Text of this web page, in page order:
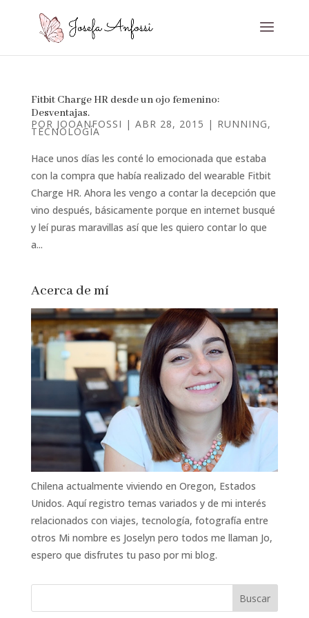
Fitbit Charge HR desde un ojo femenino:
Desventajas.
POR JOOANFOSSI | ABR 28, 2015 | RUNNING,
TECNOLOGÍA
Hace unos días les conté lo emocionada que estaba
con la compra que había realizado del wearable Fitbit
Charge HR. Ahora les vengo a contar la decepción que
vino después, básicamente porque en internet busqué
y leí puras maravillas así que les quiero contar lo que
a...
Acerca de mí
Chilena actualmente viviendo en Oregon, Estados
Unidos. Aquí registro temas variados y de mi interés
relacionados con viajes, tecnología, fotografía entre
otros Mi nombre es Joselyn pero todos me llaman Jo,
espero que disfrutes tu paso por mi blog.